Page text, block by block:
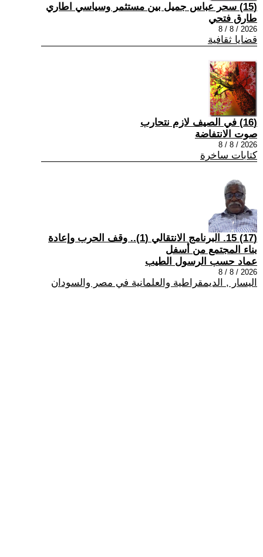
(15) سحر عباس جميل بين مستثمر وسياسي اطاري
طارق فتحي
2026 / 8 / 8
قضايا ثقافية
(16) في الصيف لازم نتحارب
صوت الانتفاضة
2026 / 8 / 8
كتابات ساخرة
(17) 15. البرنامج الانتقالي (1).. وقف الحرب وإعادة
بناء المجتمع من أسفل
عماد حسب الرسول الطيب
2026 / 8 / 8
اليسار , الديمقراطية والعلمانية في مصر والسودان